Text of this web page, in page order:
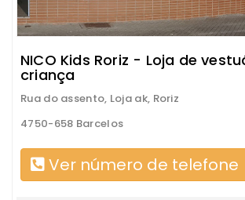
NICO Kids Roriz - Loja de
criança
Rua do assento, Loja ak, Roriz
4750-658 Barcelos
Ver número de telefone